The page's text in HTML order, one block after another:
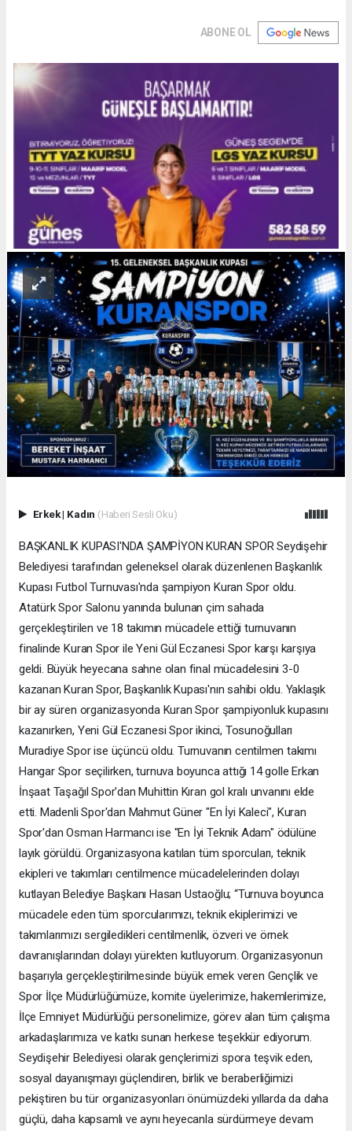
ABONE OL
Erkek| Kadın (Haberi Sesli Oku)
BAŞKANLIK KUPASI'NDA ŞAMPİYON KURAN SPOR Seydişehir
Belediyesi tarafından geleneksel olarak düzenlenen Başkanlık
Kupası Futbol Turnuvası'nda şampiyon Kuran Spor oldu.
Atatürk Spor Salonu yanında bulunan çim sahada
gerçekleştirilen ve 18 takımın mücadele ettiği turnuvanın
finalinde Kuran Spor ile Yeni Gül Eczanesi Spor karşı karşıya
geldi. Büyük heyecana sahne olan final mücadelesini 3-0
kazanan Kuran Spor, Başkanlık Kupası'nın sahibi oldu. Yaklaşık
bir ay süren organizasyonda Kuran Spor şampiyonluk kupasını
kazanırken, Yeni Gül Eczanesi Spor ikinci, Tosunoğulları
Muradiye Spor ise üçüncü oldu. Turnuvanın centilmen takımı
Hangar Spor seçilirken, turnuva boyunca attığı 14 golle Erkan
İnşaat Taşağıl Spor'dan Muhittin Kıran gol kralı unvanını elde
etti. Madenli Spor'dan Mahmut Güner "En İyi Kaleci", Kuran
Spor'dan Osman Harmancı ise "En İyi Teknik Adam" ödülüne
layık görüldü. Organizasyona katılan tüm sporcuları, teknik
ekipleri ve takımları centilmence mücadelelerinden dolayı
kutlayan Belediye Başkanı Hasan Ustaoğlu; “Turnuva boyunca
mücadele eden tüm sporcularımızı, teknik ekiplerimizi ve
takımlarımızı sergiledikleri centilmenlik, özveri ve örnek
davranışlarından dolayı yürekten kutluyorum. Organizasyonun
başarıyla gerçekleştirilmesinde büyük emek veren Gençlik ve
Spor İlçe Müdürlüğümüze, komite üyelerimize, hakemlerimize,
İlçe Emniyet Müdürlüğü personelimize, görev alan tüm çalışma
arkadaşlarımıza ve katkı sunan herkese teşekkür ediyorum.
Seydişehir Belediyesi olarak gençlerimizi spora teşvik eden,
sosyal dayanışmayı güçlendiren, birlik ve beraberliğimizi
pekiştiren bu tür organizasyonları önümüzdeki yıllarda da daha
güçlü, daha kapsamlı ve aynı heyecanla sürdürmeye devam